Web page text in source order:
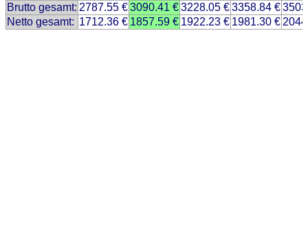
Brutto gesamt: 2787.55 €3090.41 €3228.05 €3358.84 €
Netto gesamt: 1712.36 € 1857.59 € 1922.23 € 1981.30 €